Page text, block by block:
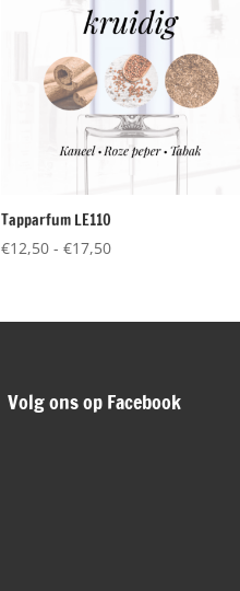
Tapparfum LE110
€12,50 - €17,50Prijsklasse:
€17,50
Volg ons op Facebook